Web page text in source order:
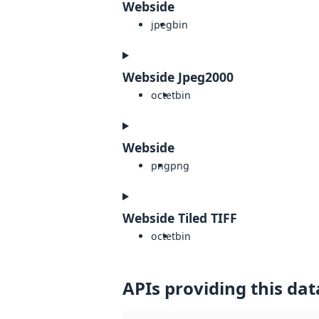
Webside
jpegbin
Webside Jpeg2000
octetbin
Webside
pngpng
Webside Tiled TIFF
octetbin
APIs providing this